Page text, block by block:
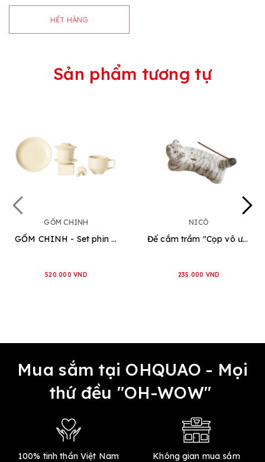
HẾT HÀNG
Sản phẩm tương tự
GỐM CHINH
GỐM CHINH - Set phin cafe Một Cột [2 loại]
520.000 VND
NICÒ
Đế cắm trầm "Cọp vô ưu"
235.000 VND
Mua sắm tại OHQUAO - Mọi
thứ đều "OH-WOW"
100% tinh thần Việt Nam
Không gian mua sắm